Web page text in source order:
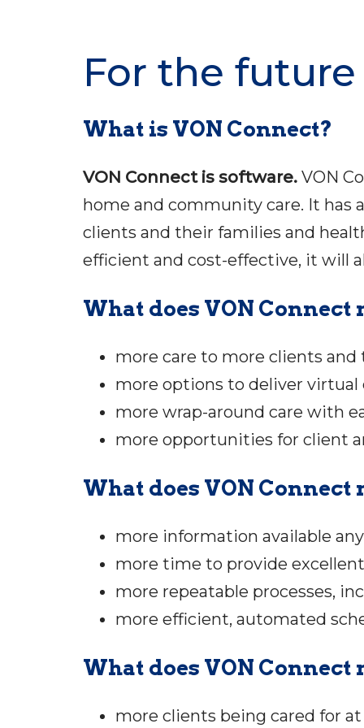
For the
What is VON Connect?
VON Connect is software. VON
home and community care. It
clients and their families and
efficient and cost-effective, it will
What does VON
more care to more clients
more options to deliver virtual
more wrap-around care with
more opportunities for client
What does VON
more information available
more time to provide
more repeatable processes,
more efficient, automated
What does VON
more clients being cared for